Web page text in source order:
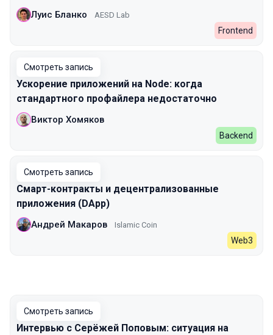
Луис Бланко AESD Lab
Frontend
Смотреть запись
Ускорение приложений на Node: когда
стандартного профайлера недостаточно
Виктор Хомяков
Backend
Смотреть запись
Смарт-контракты и децентрализованные
приложения (DApp)
Андрей Макаров Islamic Coin
Web3
Смотреть запись
Интервью с Серёжей Поповым: ситуация на